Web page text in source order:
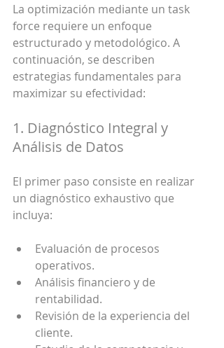
La optimización mediante un task
force requiere un enfoque
estructurado y metodológico. A
continuación, se describen
estrategias fundamentales para
maximizar su efectividad:
1. Diagnóstico Integral y
Análisis de Datos
El primer paso consiste en realizar
un diagnóstico exhaustivo que
incluya:
Evaluación de procesos
operativos.
Análisis financiero y de
rentabilidad.
Revisión de la experiencia del
cliente.